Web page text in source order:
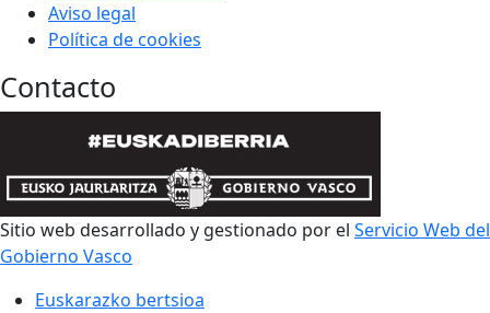
Aviso legal
Política de cookies
Contacto
Sitio web desarrollado y gestionado por el Servicio Web del
Gobierno Vasco
Euskarazko bertsioa